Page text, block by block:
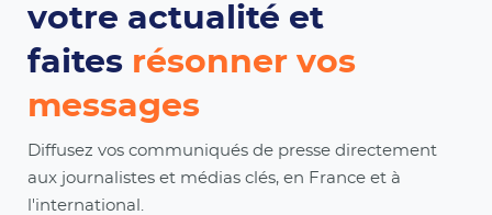
votre actualité et
faites résonner vos
messages
Diffusez vos communiqués de presse directement
aux journalistes et médias clés, en France et à
l'international.